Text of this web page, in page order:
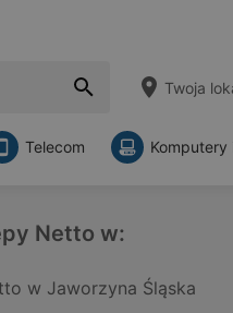
Twoja
Telecom Komputery
Netto w:
w Jaworzyna Śląska